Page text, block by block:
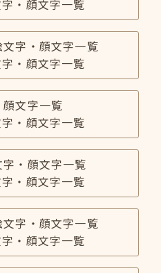
・顔文字一覧
字・顔文字一覧
・顔文字一覧
文字一覧
・顔文字一覧
・顔文字一覧
・顔文字一覧
字・顔文字一覧
・顔文字一覧